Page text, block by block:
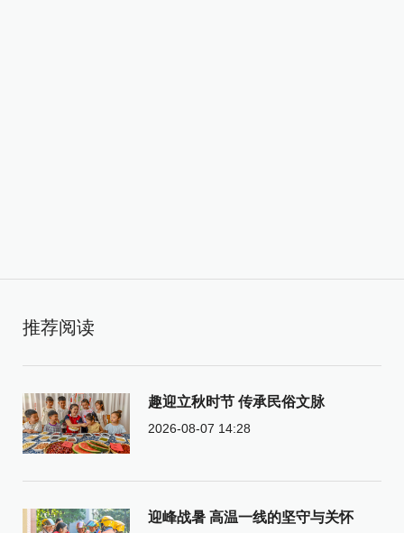
推荐阅读
趣迎立秋时节 传承民俗文脉
2026-08-07 14:28
迎峰战暑 高温一线的坚守与关怀